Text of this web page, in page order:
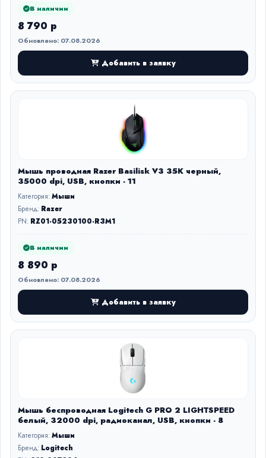
В наличии
8 790 р
Обновлено: 07.08.2026
Добавить в заявку
Мышь проводная Razer Basilisk V3 35K черный,
35000 dpi, USB, кнопки - 11
Категория:Мыши
Бренд: Razer
PN: RZ01-05230100-R3M1
В наличии
8 890 р
Обновлено: 07.08.2026
Добавить в заявку
Мышь беспроводная Logitech G PRO 2 LIGHTSPEED
белый, 32000 dpi, радиоканал, USB, кнопки - 8
Категория:Мыши
Бренд: Logitech